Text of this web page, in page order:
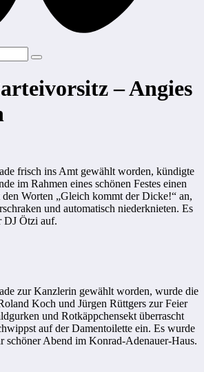
– Angies
frisch ins Amt gewählt worden, kündigte
im Rahmen eines schönen Festes einen
Worten „Gleich kommt der Dicke!“ an,
und automatisch niederknieten. Es
DJ Ötzi auf.
zur Kanzlerin gewählt worden, wurde die
Koch und Jürgen Rüttgers zur Feier
und Rotkäppchensekt überrascht
auf der Damentoilette ein. Es wurde
schöner Abend im Konrad-Adenauer-Haus.